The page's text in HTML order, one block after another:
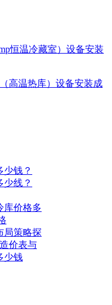
恒温冷藏室）设备安装
高温热库）设备安装成
少钱？
少线？
库价格多
局策略探
价表与
少钱